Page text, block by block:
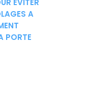
EVITER
A
PORTE